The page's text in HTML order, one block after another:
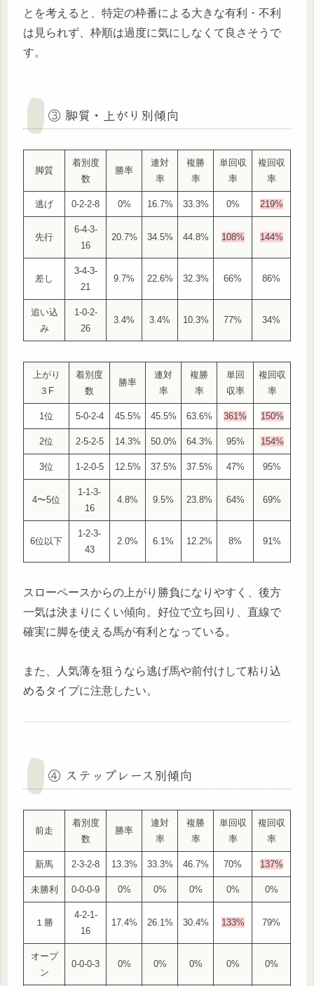
とを考えると、特定の枠番による大きな有利・不利
は見られず、枠順は過度に気にしなくて良さそうで
す。
③ 脚質・上がり別傾向
脚質
着別度
数
勝率
連対
率
複勝
率
単回収
率
複回収
率
逃げ 0-2-2-8 0% 16.7% 33.3% 0% 219%
先行
6-4-3-
16
20.7% 34.5% 44.8% 108% 144%
差し
3-4-3-
21
9.7% 22.6% 32.3% 66% 86%
追い込
み
1-0-2-
26
3.4% 3.4% 10.3% 77% 34%
上がり
３F
着別度
数
勝率
連対
率
複勝
率
単回
収率
複回収
率
1位 5-0-2-4 45.5% 45.5% 63.6% 361% 150%
2位 2-5-2-5 14.3% 50.0% 64.3% 95% 154%
3位 1-2-0-5 12.5% 37.5% 37.5% 47% 95%
4〜5位
1-1-3-
16
4.8% 9.5% 23.8% 64% 69%
6位以下
1-2-3-
43
2.0% 6.1% 12.2% 8% 91%
スローペースからの上がり勝負になりやすく、後方
一気は決まりにくい傾向。好位で立ち回り、直線で
確実に脚を使える馬が有利となっている。
また、人気薄を狙うなら逃げ馬や前付けして粘り込
めるタイプに注意したい。
④ ステップレース別傾向
前走
着別度
数
勝率
連対
率
複勝
率
単回収
率
複回収
率
新馬 2-3-2-8 13.3% 33.3% 46.7% 70% 137%
未勝利 0-0-0-9 0% 0% 0% 0% 0%
１勝
4-2-1-
16
17.4% 26.1% 30.4% 133% 79%
オープ
ン
0-0-0-3 0% 0% 0% 0% 0%